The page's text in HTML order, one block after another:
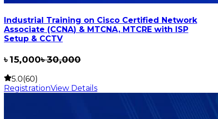
Industrial Training on Cisco Certified Network
Associate (CCNA) & MTCNA, MTCRE with ISP
Setup & CCTV
৳15,000৳30,000
5.0(60)
RegistrationView Details